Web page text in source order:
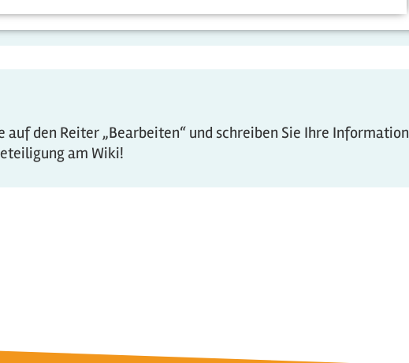
auf den Reiter „Bearbeiten“ und schreiben Sie Ihre Information
am Wiki!